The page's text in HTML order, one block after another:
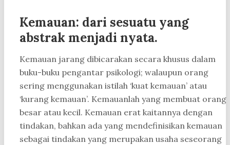
Kemauan: dari sesuatu yang
abstrak menjadi nyata.
Kemauan jarang dibicarakan secara khusus dalam
buku-buku pengantar psikologi; walaupun orang
sering menggunakan istilah ‘kuat kemauan’ atau
‘kurang kemauan’. Kemauanlah yang membuat orang
besar atau kecil. Kemauan erat kaitannya dengan
tindakan, bahkan ada yang mendefinisikan kemauan
sebagai tindakan yang merupakan usaha seseorang